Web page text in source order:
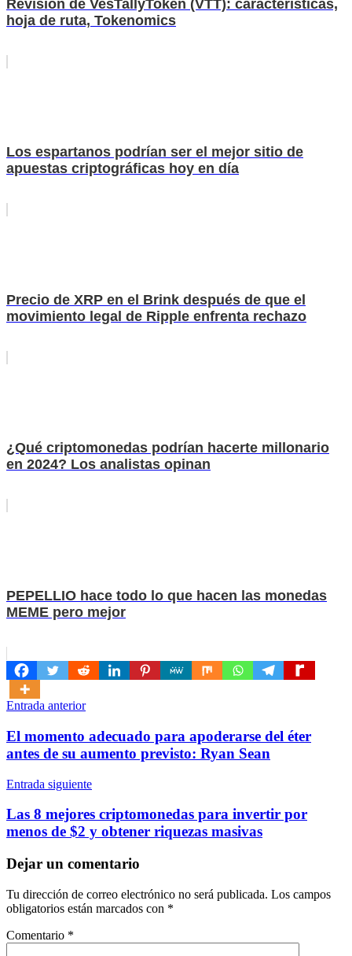
Revisión de VesTallyToken (VTT): características,
hoja de ruta, Tokenomics
Los espartanos podrían ser el mejor sitio de
apuestas criptográficas hoy en día
Precio de XRP en el Brink después de que el
movimiento legal de Ripple enfrenta rechazo
¿Qué criptomonedas podrían hacerte millonario
en 2024? Los analistas opinan
PEPELLIO hace todo lo que hacen las monedas
MEME pero mejor
Navegación
de
entradas
Entrada anterior
El momento adecuado para apoderarse del éter
antes de su aumento previsto: Ryan Sean
Entrada siguiente
Las 8 mejores criptomonedas para invertir por
menos de $2 y obtener riquezas masivas
Dejar un comentario
Tu dirección de correo electrónico no será publicada. Los campos
obligatorios están marcados con *
Comentario *